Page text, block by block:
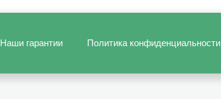
Наши гарантии Политика конфиденциальности